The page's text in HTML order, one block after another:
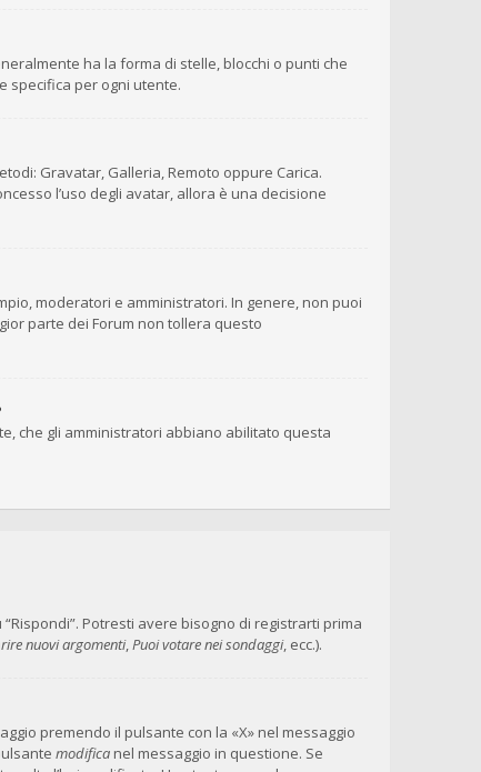
ha la forma di stelle, blocchi o punti che
specifica per ogni utente.
Gravatar, Galleria, Remoto oppure Carica.
l’uso degli avatar, allora è una decisione
moderatori e amministratori. In genere, non puoi
parte dei Forum non tollera questo
che gli amministratori abbiano abilitato questa
Potresti avere bisogno di registrarti prima
nuovi argomenti,Puoi votare nei sondaggi, ecc.).
premendo il pulsante con la «X» nel messaggio
modifica nel messaggio in questione. Se